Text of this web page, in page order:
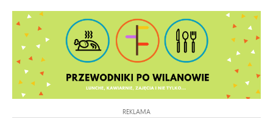
REKLAMA